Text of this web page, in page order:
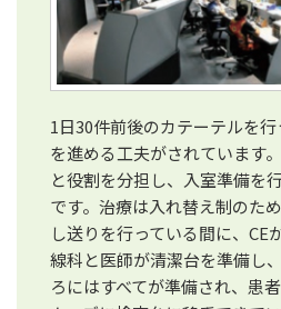
1日30件前後のカテーテルを
を進める工夫がされています
と役割を分担し、入室準備を
です。治療は入れ替え制のた
し送りを行っている間に、CE
線科と医師が清潔台を準備し
ろにはすべてが準備され、患